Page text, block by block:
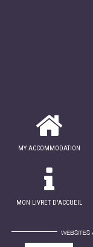
MY ACCOMMODATION
MON LIVRET D'ACCUEIL
WEBSITES